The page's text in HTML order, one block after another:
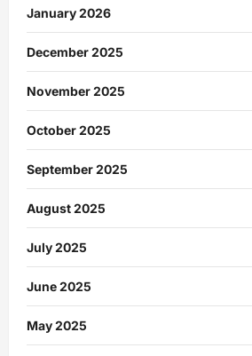
January 2026
December 2025
November 2025
October 2025
September 2025
August 2025
July 2025
June 2025
May 2025